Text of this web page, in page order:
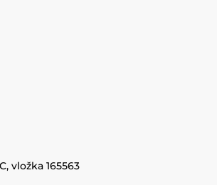
vložka 165563